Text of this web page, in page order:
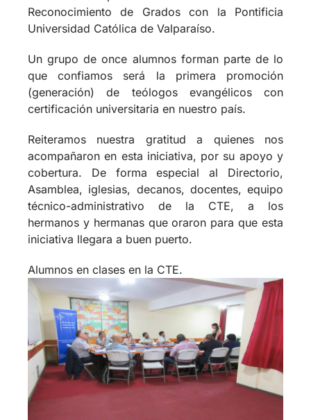
Universidad Católica de Valparaíso.
Un grupo de once alumnos forman parte de lo
que confiamos será la primera promoción
(generación) de teólogos evangélicos con
certificación universitaria en nuestro país.
Reiteramos nuestra gratitud a quienes nos
acompañaron en esta iniciativa, por su apoyo y
cobertura. De forma especial al Directorio,
Asamblea, iglesias, decanos, docentes, equipo
técnico-administrativo de la CTE, a los
hermanos y hermanas que oraron para que esta
iniciativa llegara a buen puerto.
Alumnos en clases en la CTE.